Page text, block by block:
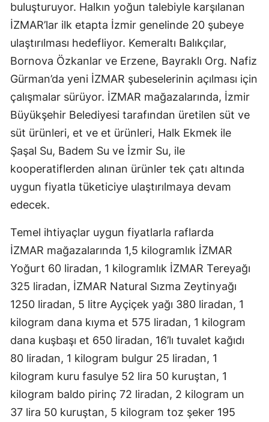
buluşturuyor. Halkın yoğun talebiyle karşılanan
İZMAR’lar ilk etapta İzmir genelinde 20 şubeye
ulaştırılması hedefliyor. Kemeraltı Balıkçılar,
Bornova Özkanlar ve Erzene, Bayraklı Org. Nafiz
Gürman’da yeni İZMAR şubeselerinin açılması için
çalışmalar sürüyor. İZMAR mağazalarında, İzmir
Büyükşehir Belediyesi tarafından üretilen süt ve
süt ürünleri, et ve et ürünleri, Halk Ekmek ile
Şaşal Su, Badem Su ve İzmir Su, ile
kooperatiflerden alınan ürünler tek çatı altında
uygun fiyatla tüketiciye ulaştırılmaya devam
edecek.
Temel ihtiyaçlar uygun fiyatlarla raflarda
İZMAR mağazalarında 1,5 kilogramlık İZMAR
Yoğurt 60 liradan, 1 kilogramlık İZMAR Tereyağı
325 liradan, İZMAR Natural Sızma Zeytinyağı
1250 liradan, 5 litre Ayçiçek yağı 380 liradan, 1
kilogram dana kıyma et 575 liradan, 1 kilogram
dana kuşbaşı et 650 liradan, 16’lı tuvalet kağıdı
80 liradan, 1 kilogram bulgur 25 liradan, 1
kilogram kuru fasulye 52 lira 50 kuruştan, 1
kilogram baldo pirinç 72 liradan, 2 kilogram un
37 lira 50 kuruştan, 5 kilogram toz şeker 195